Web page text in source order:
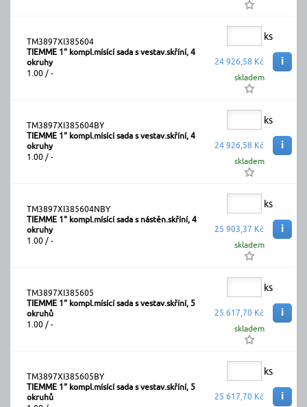
TM3897XI385604
TIEMME 1" kompl.mísící sada s vestav.skříní, 4
okruhy
1.00 / -
ks
24 926,58 Kč i
skladem
TM3897XI385604BY
TIEMME 1" kompl.mísící sada s vestav.skříní, 4
okruhy
1.00 / -
ks
24 926,58 Kč i
skladem
TM3897XI385604NBY
TIEMME 1" kompl.mísící sada s nástěn.skříní, 4
okruhy
1.00 / -
ks
25 903,37 Kč i
skladem
TM3897XI385605
TIEMME 1" kompl.mísící sada s vestav.skříní, 5
okruhů
1.00 / -
ks
25 617,70 Kč i
skladem
TM3897XI385605BY
TIEMME 1" kompl.mísící sada s vestav.skříní, 5
okruhů
ks
25 617,70 Kč i